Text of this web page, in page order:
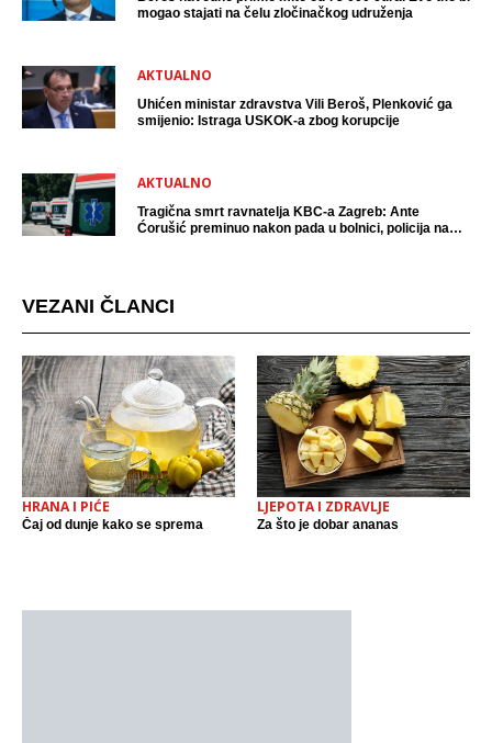
mogao stajati na čelu zločinačkog udruženja
AKTUALNO
Uhićen ministar zdravstva Vili Beroš, Plenković ga
smijenio: Istraga USKOK-a zbog korupcije
AKTUALNO
Tragična smrt ravnatelja KBC-a Zagreb: Ante
Ćorušić preminuo nakon pada u bolnici, policija na
VEZANI ČLANCI
HRANA I PIĆE
Čaj od dunje kako se sprema
LJEPOTA I ZDRAVLJE
Za što je dobar ananas